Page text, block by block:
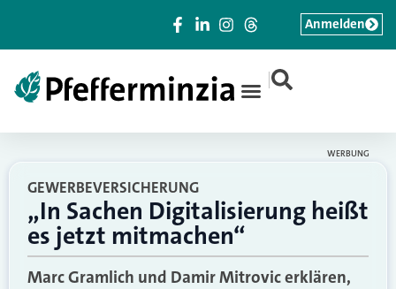
|
Anmelden
WERBUNG
GEWERBEVERSICHERUNG
„In Sachen Digitalisierung heißt
es jetzt mitmachen“
Marc Gramlich und Damir Mitrovic erklären,